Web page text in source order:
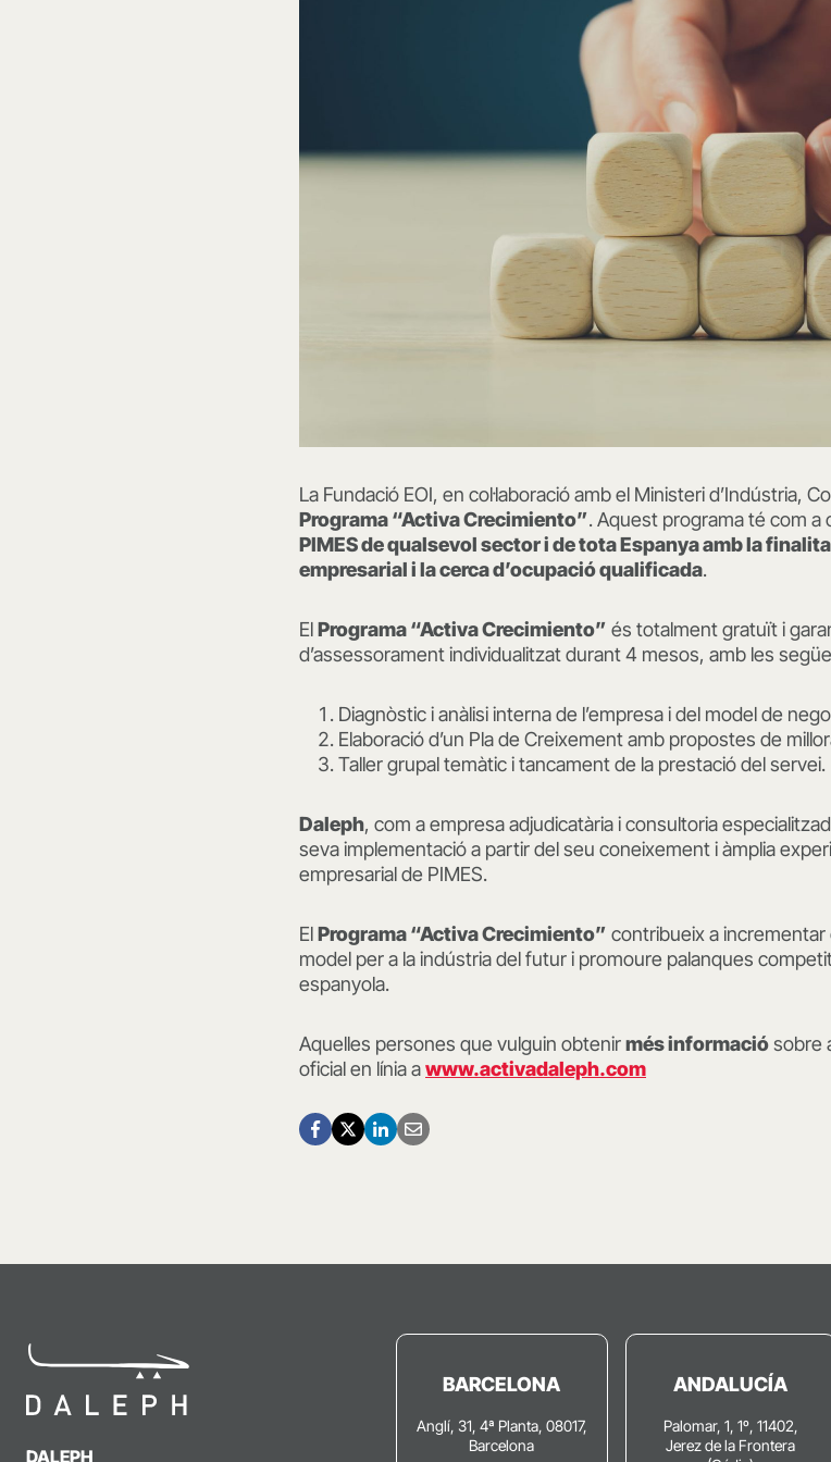
La Fundació EOI, en col·laboració amb el Ministeri d’Indústria,
Programa “Activa Crecimiento”. Aquest programa té com a
PIMES de qualsevol sector i de tota Espanya amb la
empresarial i la cerca d’ocupació qualificada.
ElPrograma “Activa Crecimiento” és totalment gratuït i
d’assessorament individualitzat durant 4 mesos, amb les
Diagnòstic i anàlisi interna de l’empresa i del model de
Elaboració d’un Pla de Creixement amb propostes de
Taller grupal temàtic i tancament de la prestació del servei.
Daleph, com a empresa adjudicatària i consultoria
seva implementació a partir del seu coneixement i àmplia
empresarial de PIMES.
ElPrograma “Activa Crecimiento” contribueix a incrementar
model per a la indústria del futur i promoure palanques
espanyola.
Aquelles persones que vulguin obtenirmés informaciósobre
oficial en línia awww.activadaleph.com
DALEPH
BARCELONA
Anglí, 31, 4ª Planta, 08017,
Barcelona
ANDALUCÍA
Palomar, 1, 1º, 11402,
Jerez de la Frontera